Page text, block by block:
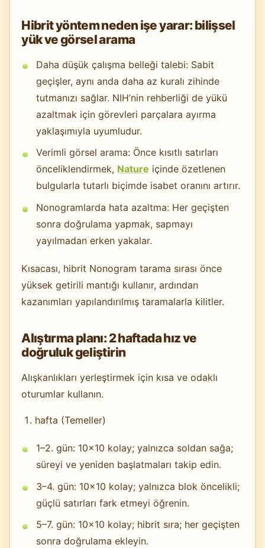
Hibrit yöntem neden işe yarar: bilişsel
yük ve görsel arama
Daha düşük çalışma belleği talebi: Sabit
geçişler, aynı anda daha az kuralı zihinde
tutmanızı sağlar. NIH’nin rehberliği de yükü
azaltmak için görevleri parçalara ayırma
yaklaşımıyla uyumludur.
Verimli görsel arama: Önce kısıtlı satırları
önceliklendirmek, Nature içinde özetlenen
bulgularla tutarlı biçimde isabet oranını artırır.
Nonogramlarda hata azaltma: Her geçişten
sonra doğrulama yapmak, sapmayı
yayılmadan erken yakalar.
Kısacası, hibrit Nonogram tarama sırası önce
yüksek getirili mantığı kullanır, ardından
kazanımları yapılandırılmış taramalarla kilitler.
Alıştırma planı: 2 haftada hız ve
doğruluk geliştirin
Alışkanlıkları yerleştirmek için kısa ve odaklı
oturumlar kullanın.
hafta (Temeller)
1–2. gün: 10×10 kolay; yalnızca soldan sağa;
süreyi ve yeniden başlatmaları takip edin.
3–4. gün: 10×10 kolay; yalnızca blok öncelikli;
güçlü satırları fark etmeyi öğrenin.
5–7. gün: 10×10 kolay; hibrit sıra; her geçişten
sonra doğrulama ekleyin.